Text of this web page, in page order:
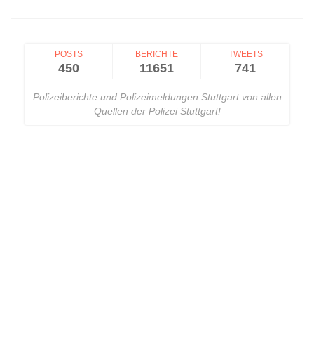
POSTS
450
BERICHTE
11651
TWEETS
741
Polizeiberichte und Polizeimeldungen Stuttgart von allen
Quellen der Polizei Stuttgart!